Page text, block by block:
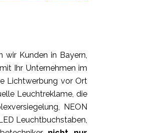
wir Kunden in Bayern,
Ihr Unternehmen im
Lichtwerbung vor Ort
Leuchtreklame, die
NEON
Leuchtbuchstaben,